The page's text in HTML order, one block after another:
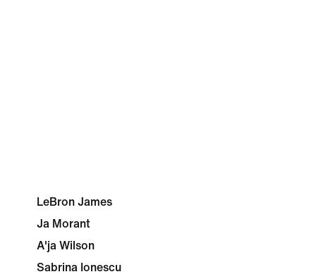
LeBron James
Ja Morant
A'ja Wilson
Sabrina Ionescu